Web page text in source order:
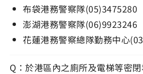
布袋港務警察隊(05)3475280
澎湖港務警察隊(06)9923246
花蓮港務警察總隊勤務中心
Q：於港區內之廁所及電梯等密